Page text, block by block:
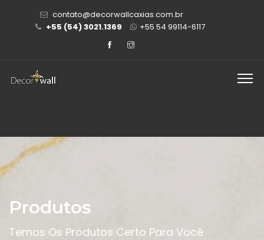
contato@decorwallcaxias.com.br
+55 (54) 3021.1369
+55 54 99114-6117
Produtos
Temos Os Produtos Certo Para Você